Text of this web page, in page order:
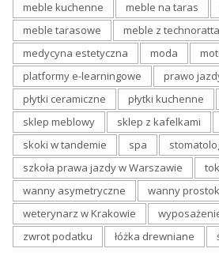
meble kuchenne
meble na taras
meble tarasowe
meble z
medycyna estetyczna
moda
platformy e-learningowe
prawo
płytki ceramiczne
płytki kuchenne
sklep meblowy
sklep z kafelkami
skoki w tandemie
spa
szkoła prawa jazdy w Warszawie
wanny asymetryczne
wanny
weterynarz w Krakowie
zwrot podatku
łóżka drewniane